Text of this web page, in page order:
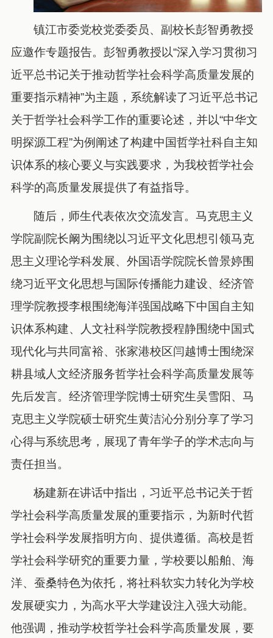
镇江市委党校党委委员、副校长彭智勇教授
应邀作专题报告。彭智勇教授以“深入学习贯彻习
近平总书记关于推动哲学社会科学高质量发展的
重要指示精神”为主题，系统解读了习近平总书记
关于哲学社会科学工作的重要论述，并以“中华文
明探源工程”为例阐述了构建中国哲学社科自主知
识体系的核心要义与实践要求，为我校哲学社会
科学的高质量发展提供了有益指导。
随后，师生代表依次交流发言。马克思主义
学院副院长阚为围绕以习近平文化思想引领马克
思主义理论学科发展、外国语学院院长曾景婷围
绕习近平文化思想与国际传播能力建设、经济管
理学院教授李根围绕海洋强国战略下中国自主知
识体系构建、人文社科学院教授程静围绕中国式
现代化与共同富裕、张家港校区闫越博士围绕深
耕县域人文经济服务哲学社会科学高质量发展等
先后发言。经济管理学院博士研究生吴雪阳、马
克思主义学院硕士研究生黄洁沁分别分享了学习
心得与系统思考，展现了青年学子的学术志向与
责任担当。
杨建新在讲话中指出，习近平总书记关于哲
学社会科学高质量发展的重要指示，为新时代哲
学社会科学发展指明方向、提供遵循。高校是哲
学社会科学研究的重要力量，学校要以船舶、海
洋、蚕桑特色为依托，将社科软实力转化为学校
发展硬实力，为高水平大学建设注入强大动能。
他强调，推动学校哲学社会科学高质量发展，要